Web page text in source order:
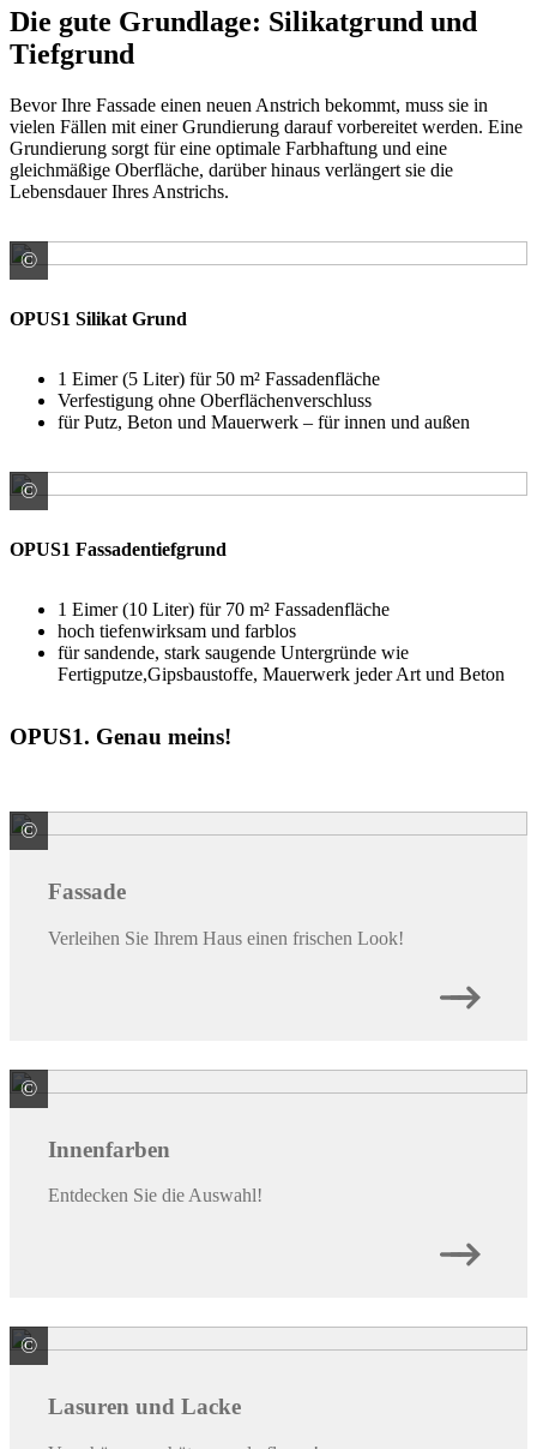
Die gute Grundlage: Silikatgrund und
Tiefgrund
Bevor Ihre Fassade einen neuen Anstrich bekommt, muss sie in
vielen Fällen mit einer Grundierung darauf vorbereitet werden. Eine
Grundierung sorgt für eine optimale Farbhaftung und eine
gleichmäßige Oberfläche, darüber hinaus verlängert sie die
Lebensdauer Ihres Anstrichs.
© Rühl Farben GmbH Handelnd im Namen und für RG der
OPUS1 Silikat Grund
1 Eimer (5 Liter) für 50 m² Fassadenfläche
Verfestigung ohne Oberflächenverschluss
für Putz, Beton und Mauerwerk – für innen und außen
© Rühl Farben GmbH Handelnd im Namen und für RG der
OPUS1 Fassadentiefgrund
1 Eimer (10 Liter) für 70 m² Fassadenfläche
hoch tiefenwirksam und farblos
für sandende, stark saugende Untergründe wie
Fertigputze,Gipsbaustoffe, Mauerwerk jeder Art und Beton
OPUS1. Genau meins!
© © Dariusz Jarzabek / stock.adobe.com
Fassade
Verleihen Sie Ihrem Haus einen frischen Look!
© © Hamza / stock.adobe.com
Innenfarben
Entdecken Sie die Auswahl!
© © Maryana / stock.adobe.com
Lasuren und Lacke